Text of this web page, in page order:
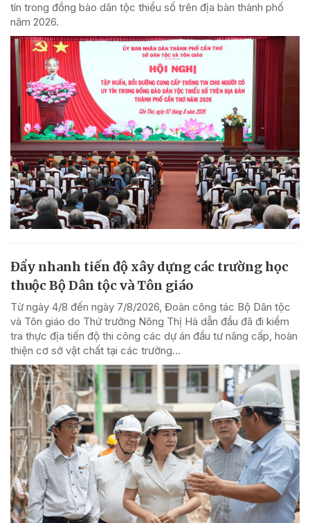
tín trong đồng bào dân tộc thiểu số trên địa bàn thành phố
năm 2026.
Đẩy nhanh tiến độ xây dựng các trường học
thuộc Bộ Dân tộc và Tôn giáo
Từ ngày 4/8 đến ngày 7/8/2026, Đoàn công tác Bộ Dân tộc
và Tôn giáo do Thứ trưởng Nông Thị Hà dẫn đầu đã đi kiểm
tra thực địa tiến độ thi công các dự án đầu tư nâng cấp, hoàn
thiện cơ sở vật chất tại các trường...